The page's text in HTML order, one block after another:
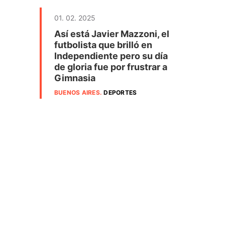
01. 02. 2025
Así está Javier Mazzoni, el
futbolista que brilló en
Independiente pero su día
de gloria fue por frustrar a
Gimnasia
BUENOS AIRES.DEPORTES